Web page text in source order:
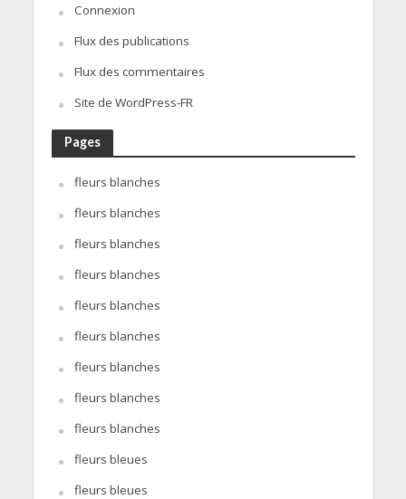
Connexion
Flux des publications
Flux des commentaires
Site de WordPress-FR
Pages
fleurs blanches
fleurs blanches
fleurs blanches
fleurs blanches
fleurs blanches
fleurs blanches
fleurs blanches
fleurs blanches
fleurs blanches
fleurs bleues
fleurs bleues